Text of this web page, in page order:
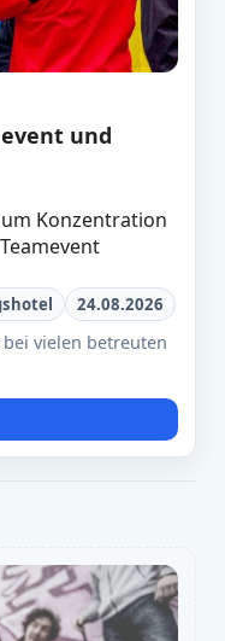
und
Konzentration
24.08.2026
vielen betreuten